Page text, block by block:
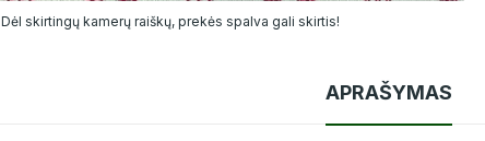
Dėl skirtingų kamerų raiškų, prekės spalva gali skirtis!
APRAŠYMAS